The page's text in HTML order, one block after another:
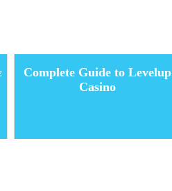
Complete Guide to Levelup
Casino